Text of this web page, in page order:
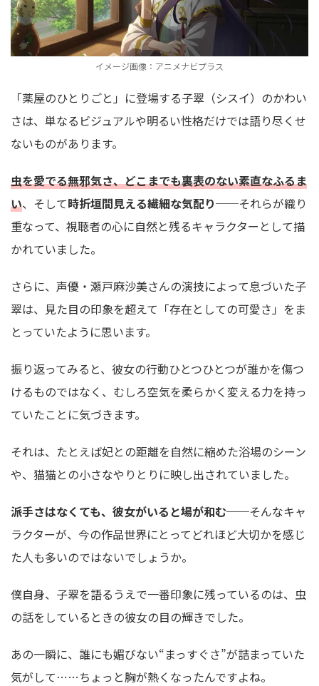
イメージ画像：アニメナビプラス
「薬屋のひとりごと」に登場する子翠（シスイ）のかわい
さは、単なるビジュアルや明るい性格だけでは語り尽くせ
ないものがあります。
虫を愛でる無邪気さ、どこまでも裏表のない素直なふるま
い、そして時折垣間見える繊細な気配り──それらが織り
重なって、視聴者の心に自然と残るキャラクターとして描
かれていました。
さらに、声優・瀬戸麻沙美さんの演技によって息づいた子
翠は、見た目の印象を超えて「存在としての可愛さ」をま
とっていたように思います。
振り返ってみると、彼女の行動ひとつひとつが誰かを傷つ
けるものではなく、むしろ空気を柔らかく変える力を持っ
ていたことに気づきます。
それは、たとえば妃との距離を自然に縮めた浴場のシーン
や、猫猫との小さなやりとりに映し出されていました。
派手さはなくても、彼女がいると場が和む──そんなキャ
ラクターが、今の作品世界にとってどれほど大切かを感じ
た人も多いのではないでしょうか。
僕自身、子翠を語るうえで一番印象に残っているのは、虫
の話をしているときの彼女の目の輝きでした。
あの一瞬に、誰にも媚びない“まっすぐさ”が詰まっていた
気がして……ちょっと胸が熱くなったんですよね。